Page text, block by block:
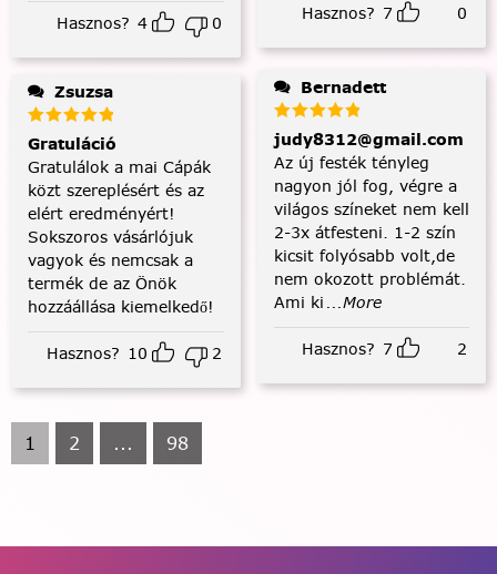
Hasznos? 4 0
Zsuzsa
Gratuláció
Gratulálok a mai Cápák
közt szereplésért és az
elért eredményért!
Sokszoros vásárlójuk
vagyok és nemcsak a
termék de az Önök
hozzáállása kiemelkedő!
Hasznos? 10 2
Hasznos? 7 0
Bernadett
judy8312@gmail.com
Az új festék tényleg
nagyon jól fog, végre a
világos színeket nem kell
2-3x átfesteni. 1-2 szín
kicsit folyósabb volt,de
nem okozott problémát.
Ami ki ...More
Hasznos? 7 2
1 2 ... 98